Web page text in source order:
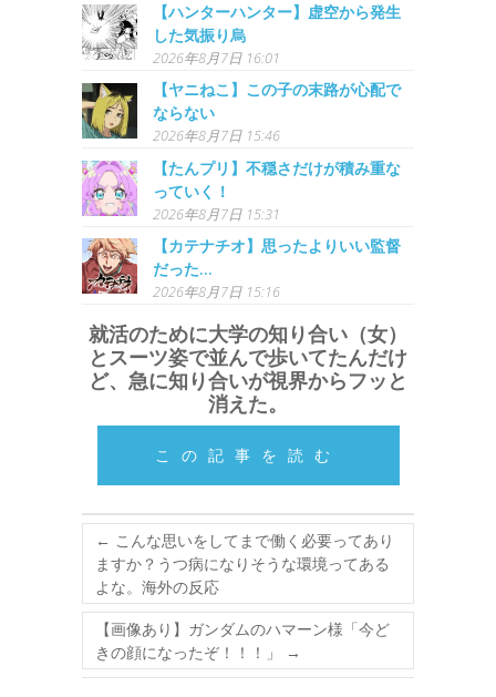
【ハンターハンター】虚空から発生
した気振り烏
2026年8月7日 16:01
【ヤニねこ】この子の末路が心配で
ならない
2026年8月7日 15:46
【たんプリ】不穏さだけが積み重な
っていく！
2026年8月7日 15:31
【カテナチオ】思ったよりいい監督
だった…
2026年8月7日 15:16
就活のために大学の知り合い（女）
とスーツ姿で並んで歩いてたんだけ
ど、急に知り合いが視界からフッと
消えた。
この記事を読む
← こんな思いをしてまで働く必要ってあり
ますか？うつ病になりそうな環境ってある
よな。海外の反応
【画像あり】ガンダムのハマーン様「今ど
きの顔になったぞ！！！」
→